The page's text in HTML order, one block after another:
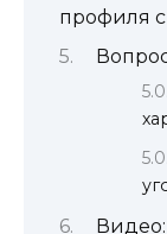
профиля
Видео: